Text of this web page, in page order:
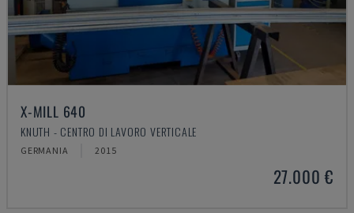
X-MILL 640
KNUTH - CENTRO DI LAVORO VERTICALE
GERMANIA 2015
27.000 €